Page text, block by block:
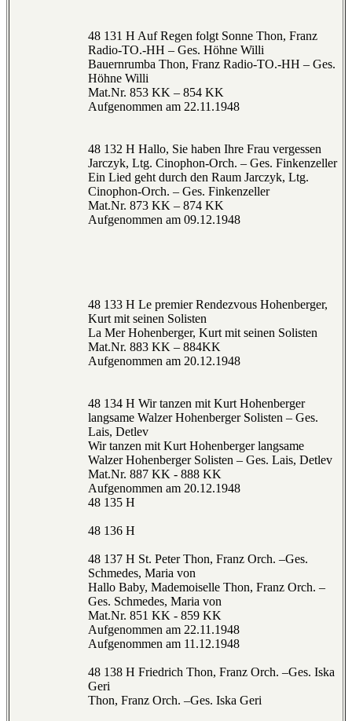
48 131 H Auf Regen folgt Sonne Thon, Franz
Radio-TO.-HH – Ges. Höhne Willi
Bauernrumba Thon, Franz Radio-TO.-HH – Ges.
Höhne Willi
Mat.Nr. 853 KK – 854 KK
Aufgenommen am 22.11.1948
48 132 H Hallo, Sie haben Ihre Frau vergessen
Jarczyk, Ltg. Cinophon-Orch. – Ges. Finkenzeller
Ein Lied geht durch den Raum Jarczyk, Ltg.
Cinophon-Orch. – Ges. Finkenzeller
Mat.Nr. 873 KK – 874 KK
Aufgenommen am 09.12.1948
48 133 H Le premier Rendezvous Hohenberger,
Kurt mit seinen Solisten
La Mer Hohenberger, Kurt mit seinen Solisten
Mat.Nr. 883 KK – 884KK
Aufgenommen am 20.12.1948
48 134 H Wir tanzen mit Kurt Hohenberger
langsame Walzer Hohenberger Solisten – Ges.
Lais, Detlev
Wir tanzen mit Kurt Hohenberger langsame
Walzer Hohenberger Solisten – Ges. Lais, Detlev
Mat.Nr. 887 KK - 888 KK
Aufgenommen am 20.12.1948
48 135 H
48 136 H
48 137 H St. Peter Thon, Franz Orch. –Ges.
Schmedes, Maria von
Hallo Baby, Mademoiselle Thon, Franz Orch. –
Ges. Schmedes, Maria von
Mat.Nr. 851 KK - 859 KK
Aufgenommen am 22.11.1948
Aufgenommen am 11.12.1948
48 138 H Friedrich Thon, Franz Orch. –Ges. Iska
Geri
Thon, Franz Orch. –Ges. Iska Geri